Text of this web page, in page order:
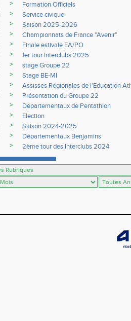
>
Formation Officiels
>
Service civique
>
Saison 2025-2026
>
Championnats de France "Avenir"
>
Finale estivale EA/PO
>
1er tour Interclubs 2025
>
stage Groupe 22
>
Stage BE-MI
>
Assisses Régionales de l'Education
>
Présentation du Groupe 22
>
Départementaux de Pentathlon
>
Election
>
Saison 2024-2025
>
Départementaux Benjamins
> 2ème tour des Interclubs 2024